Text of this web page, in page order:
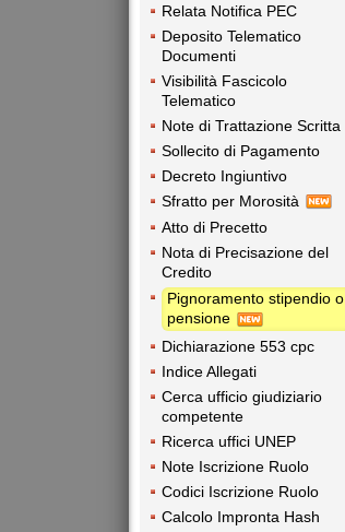
Relata Notifica PEC
Deposito Telematico
Documenti
Visibilità Fascicolo
Telematico
Note di Trattazione Scritta
Sollecito di Pagamento
Decreto Ingiuntivo
Sfratto per Morosità
Atto di Precetto
Nota di Precisazione del
Credito
Pignoramento stipendio o
pensione
Dichiarazione 553 cpc
Indice Allegati
Cerca ufficio giudiziario
competente
Ricerca uffici UNEP
Note Iscrizione Ruolo
Codici Iscrizione Ruolo
Calcolo Impronta Hash